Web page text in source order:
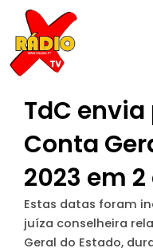
content
TdC
Conta
2023 em
Estas datas foram
juíza conselheira
Geral do Estado,